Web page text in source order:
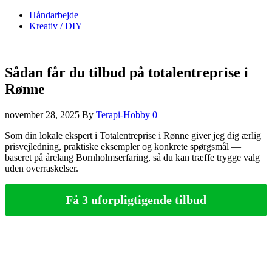
Håndarbejde
Kreativ / DIY
Sådan får du tilbud på totalentreprise i
Rønne
november 28, 2025 By Terapi-Hobby 0
Som din lokale ekspert i Totalentreprise i Rønne giver jeg dig ærlig
prisvejledning, praktiske eksempler og konkrete spørgsmål —
baseret på årelang Bornholmserfaring, så du kan træffe trygge valg
uden overraskelser.
Få 3 uforpligtigende tilbud